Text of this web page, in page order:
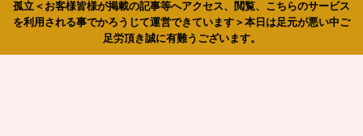
孤立＜お客様皆様が掲載の記事等へアクセス、閲覧、こちらのサービス
を利用される事でかろうじて運営できています＞本日は足元が悪い中ご
足労頂き誠に有難うございます。